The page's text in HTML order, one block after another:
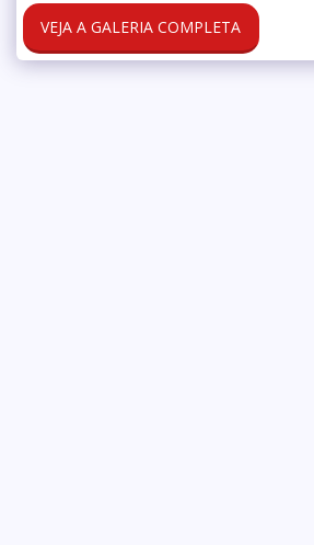
VEJA A GALERIA COMPLETA